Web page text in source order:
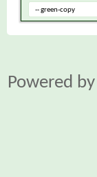
Powered by